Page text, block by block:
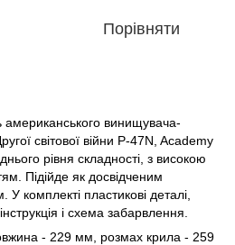
Порівняти
винищувача-
світової війни P-47N, Academy
рівня складності, з високою
Підійде як досвідченим
У комплекті пластикові деталі,
і схема забарвлення.
- 229 мм, розмах крила - 259